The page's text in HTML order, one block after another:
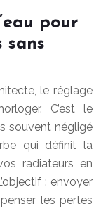
pour
sans
le réglage
C’est le
souvent négligé
qui définit la
radiateurs en
: envoyer
les pertes